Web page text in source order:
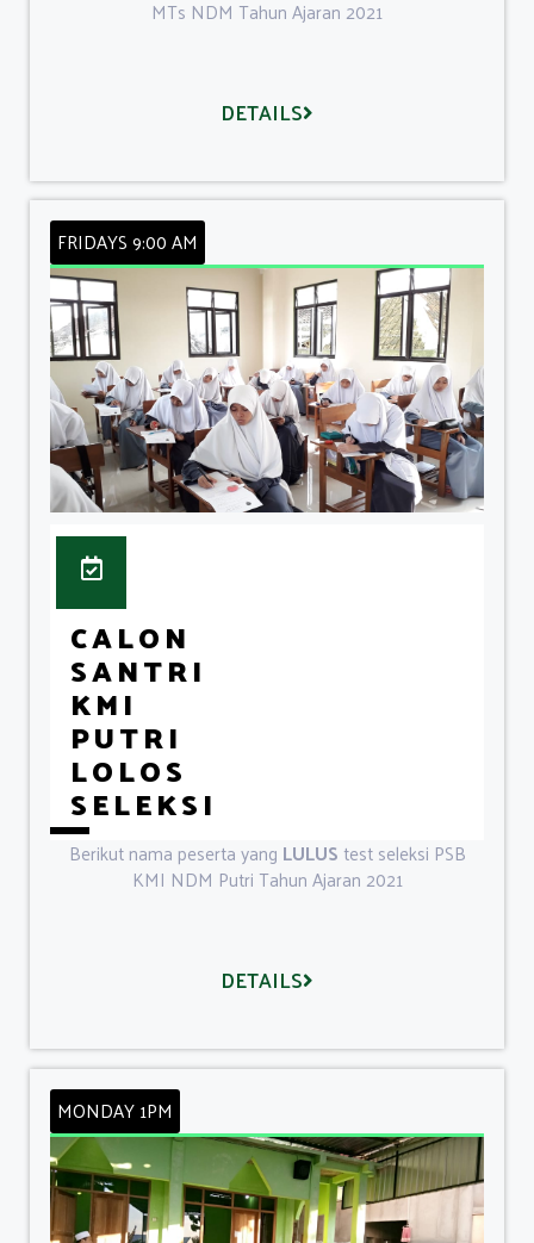
MTs NDM Tahun Ajaran 2021
DETAILS
FRIDAYS 9:00 AM
CALON
SANTRI
KMI
PUTRI
LOLOS
SELEKSI
Berikut nama peserta yang LULUStest seleksi PSB
KMI NDM Putri Tahun Ajaran 2021
DETAILS
MONDAY 1PM